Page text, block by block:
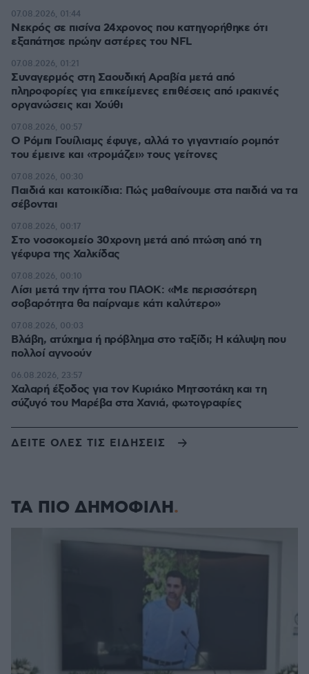
Νεκρός σε πισίνα 24χρονος που κατηγορήθηκε ότι
εξαπάτησε πρώην αστέρες του NFL
07.08.2026, 01:44
Συναγερμός στη Σαουδική Αραβία μετά από
πληροφορίες για επικείμενες επιθέσεις από ιρακινές
οργανώσεις και Χούθι
07.08.2026, 01:21
Ο Ρόμπι Γουίλιαμς έφυγε, αλλά το γιγαντιαίο ρομπότ
του έμεινε και «τρομάζει» τους γείτονες
07.08.2026, 00:57
Παιδιά και κατοικίδια: Πώς μαθαίνουμε στα παιδιά να τα
σέβονται
07.08.2026, 00:30
Στο νοσοκομείο 30χρονη μετά από πτώση από τη
γέφυρα της Χαλκίδας
07.08.2026, 00:17
Λίσι μετά την ήττα του ΠΑΟΚ: «Με περισσότερη
σοβαρότητα θα παίρναμε κάτι καλύτερο»
07.08.2026, 00:10
Βλάβη, ατύχημα ή πρόβλημα στο ταξίδι; Η κάλυψη που
πολλοί αγνοούν
07.08.2026, 00:03
Χαλαρή έξοδος για τον Κυριάκο Μητσοτάκη και τη
σύζυγό του Μαρέβα στα Χανιά, φωτογραφίες
06.08.2026, 23:57
ΔΕΙΤΕ ΟΛΕΣ ΤΙΣ ΕΙΔΗΣΕΙΣ
ΤΑ ΠΙΟ ΔΗΜΟΦΙΛΗ